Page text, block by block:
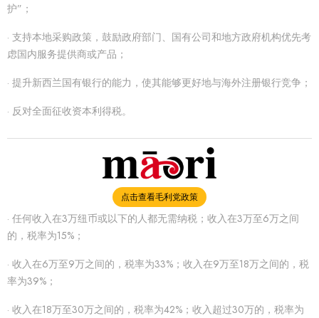
护”；
· 支持本地采购政策，鼓励政府部门、国有公司和地方政府机构优先考
虑国内服务提供商或产品；
· 提升新西兰国有银行的能力，使其能够更好地与海外注册银行竞争；
· 反对全面征收资本利得税。
点击查看毛利党政策
· 任何收入在3万纽币或以下的人都无需纳税；收入在3万至6万之间
的，税率为15%；
· 收入在6万至9万之间的，税率为33%；收入在9万至18万之间的，税
率为39%；
· 收入在18万至30万之间的，税率为42%；收入超过30万的，税率为